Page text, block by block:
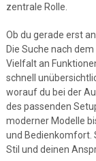
zentrale Rolle.
Ob du gerade erst
Die Suche nach
Vielfalt an
schnell
worauf du bei der
des passenden
moderner Modelle
und Bedienkomfort.
Stil und deinen